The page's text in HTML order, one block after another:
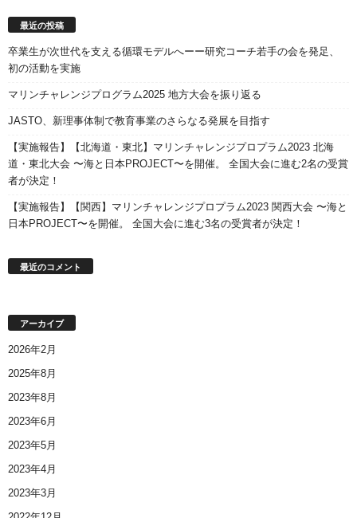
最近の投稿
卒業生が次世代を支える循環モデルへーー研究コーチ若手の会を発足、
初の活動を実施
マリンチャレンジプログラム2025 地方大会を振り返る
JASTO、新理事体制で教育事業のさらなる発展を目指す
【実施報告】【北海道・東北】マリンチャレンジプロプラム2023 北海
道・東北大会 〜海と日本PROJECT〜を開催。 全国大会に進む2名の受賞
者が決定！
【実施報告】【関西】マリンチャレンジプロプラム2023 関西大会 〜海と
日本PROJECT〜を開催。 全国大会に進む3名の受賞者が決定！
最近のコメント
アーカイブ
2026年2月
2025年8月
2023年8月
2023年6月
2023年5月
2023年4月
2023年3月